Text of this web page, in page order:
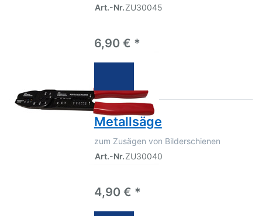
Art.-Nr.ZU30045
6,90 € *
Metallsäge
zum Zusägen von Bilderschienen
Art.-Nr.ZU30040
4,90 € *